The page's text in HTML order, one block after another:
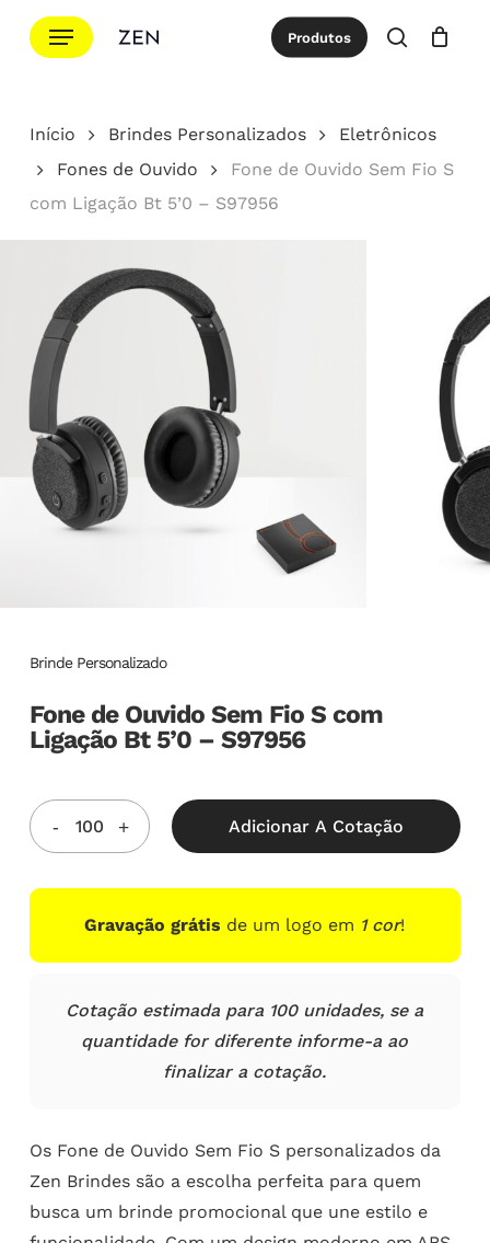
para
principal
Menu Produtos
procurar
Cotação Close
Início Brindes Personalizados
Eletrônicos
Fones de Ouvido
Fone de Ouvido Sem Fio S
com Ligação Bt 5’0 – S97956
Brinde Personalizado
Fone de Ouvido Sem Fio S com
Ligação Bt 5’0 – S97956
Adicionar A Cotação
Gravação grátis de um logo em 1 cor!
Cotação estimada para 100 unidades, se a
quantidade for diferente informe-a ao
finalizar a cotação.
Os Fone de Ouvido Sem Fio S personalizados da
Zen Brindes são a escolha perfeita para quem
busca um brinde promocional que une estilo e